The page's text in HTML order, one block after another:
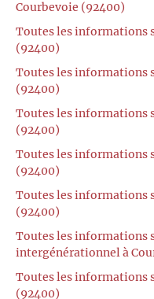
Courbevoie (92400)
Toutes les informations
(92400)
Toutes les informations
(92400)
Toutes les informations
(92400)
Toutes les informations
(92400)
Toutes les informations
(92400)
Toutes les informations
intergénérationnel à
Toutes les informations
(92400)